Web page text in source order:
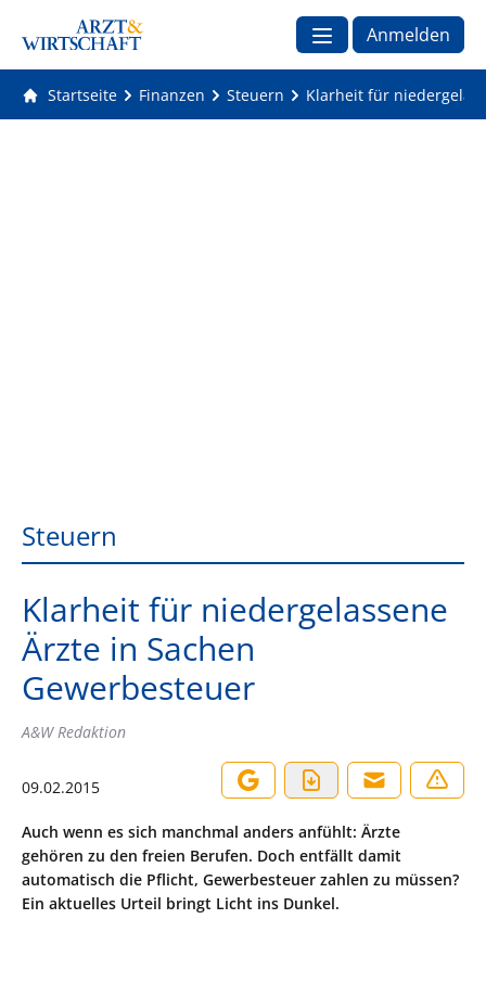
Anmelden
Startseite Finanzen Steuern Klarheit für
Steuern
Klarheit für niedergelassene
Ärzte in Sachen
Gewerbesteuer
A&W Redaktion
09.02.2015
Auch wenn es sich manchmal anders anfühlt: Ärzte
gehören zu den freien Berufen. Doch entfällt damit
automatisch die Pflicht, Gewerbesteuer zahlen zu müssen?
Ein aktuelles Urteil bringt Licht ins Dunkel.